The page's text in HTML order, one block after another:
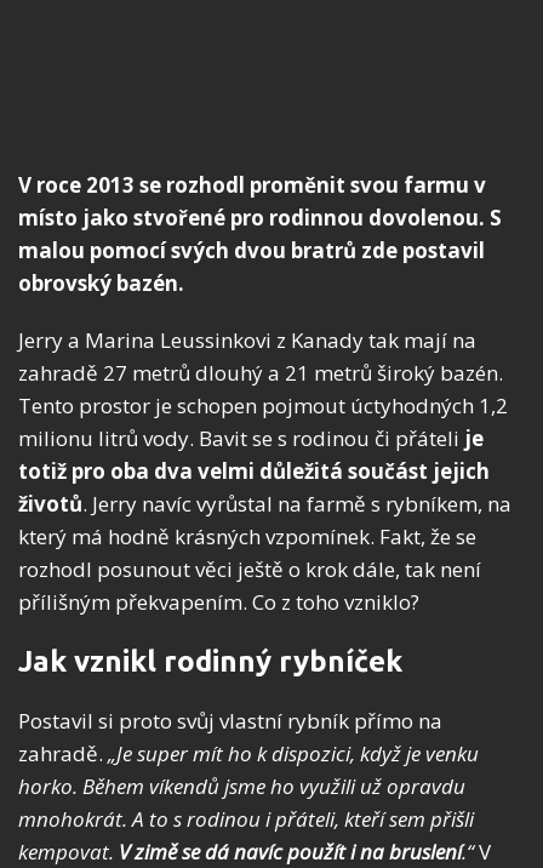
V roce 2013 se rozhodl proměnit svou farmu v
místo jako stvořené pro rodinnou dovolenou. S
malou pomocí svých dvou bratrů zde postavil
obrovský bazén.
Jerry a Marina Leussinkovi z Kanady tak mají na
zahradě 27 metrů dlouhý a 21 metrů široký bazén.
Tento prostor je schopen pojmout úctyhodných 1,2
milionu litrů vody. Bavit se s rodinou či přáteli je
totiž pro oba dva velmi důležitá součást jejich
životů. Jerry navíc vyrůstal na farmě s rybníkem, na
který má hodně krásných vzpomínek. Fakt, že se
rozhodl posunout věci ještě o krok dále, tak není
přílišným překvapením. Co z toho vzniklo?
Jak vznikl rodinný rybníček
Postavil si proto svůj vlastní rybník přímo na
zahradě. „Je super mít ho k dispozici, když je venku
horko. Během víkendů jsme ho využili už opravdu
mnohokrát. A to s rodinou i přáteli, kteří sem přišli
kempovat. V zimě se dá navíc použít i na bruslení.“V